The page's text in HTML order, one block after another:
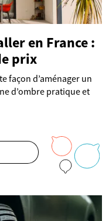
en France :
prix
façon d’aménager un
d’ombre pratique et